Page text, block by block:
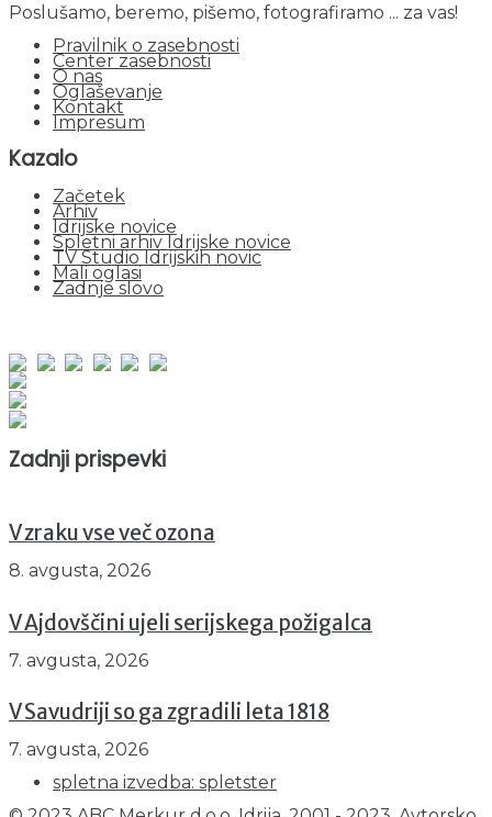
Poslušamo, beremo, pišemo, fotografiramo ... za vas!
Pravilnik o zasebnosti
Center zasebnosti
O nas
Oglaševanje
Kontakt
Impresum
Kazalo
Začetek
Arhiv
Idrijske novice
Spletni arhiv Idrijske novice
TV Studio Idrijskih novic
Mali oglasi
Zadnje slovo
Zadnji prispevki
V zraku vse več ozona
8. avgusta, 2026
V Ajdovščini ujeli serijskega požigalca
7. avgusta, 2026
V Savudriji so ga zgradili leta 1818
7. avgusta, 2026
spletna izvedba: spletster